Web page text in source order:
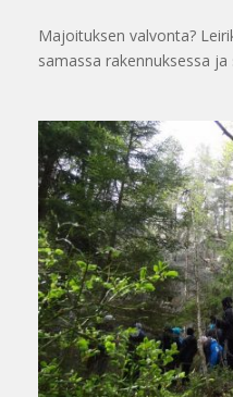
Majoituksen valvonta?
samassa rakennuksessa